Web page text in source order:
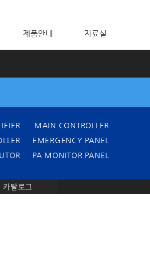
제품안내 자료실
MAIN CONTROLLER
EMERGENCY PANEL
PA MONITOR PANEL
카탈로그